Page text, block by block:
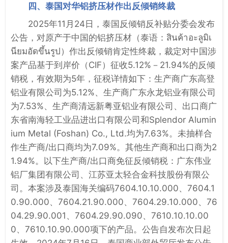
四、泰国对华铝挤压材作出反倾销终裁
2025年11月24日，泰国反倾销反补贴分委会发布
公告，对原产于中国的铝挤压材（泰语：สินค้าอะลูมิเ
นียมอัดขึ้นรูป）作出反倾销肯定性终裁，裁定对中国涉
案产品基于到岸价（CIF）征收5.12%－21.94%的反倾
销税，有效期为5年，征税详情如下：生产商广东高登
铝业有限公司为5.12%、生产商广东永龙铝业有限公司
为7.53%、生产商清远新粤亚铝业有限公司、出口商广
东省南海轻工业品进出口有限公司和Splendor Alumin
ium Metal (Foshan) Co., Ltd.均为7.63%。未抽样合
作生产商/出口商均为7.09%。其他生产商和出口商为2
1.94%。以下生产商/出口商免征反倾销税：广东伟业
铝厂集团有限公司、江苏亚太轻合金科技股份有限公
司。本案涉及泰国海关编码7604.10.10.000、7604.1
0.90.000、7604.21.90.000、7604.29.10.000、76
04.29.90.001、7604.29.90.090、7610.10.10.00
0、7610.10.90.000项下的产品。公告自发布次日起